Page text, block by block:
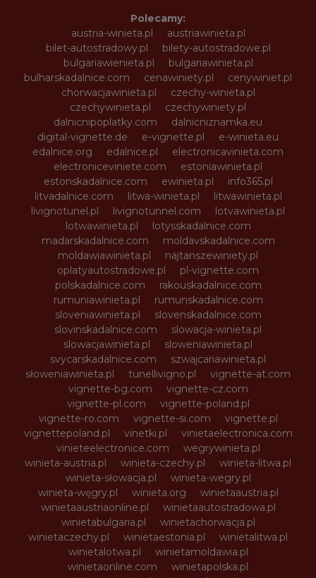
Polecamy:
austria-winieta.pl
austriawinieta.pl
bilet-autostradowy.pl
bilety-autostradowe.pl
bulgariawienieta.pl
bulgariawinieta.pl
bulharskadalnice.com
cenawiniety.pl
cenywiniet.pl
chorwacjawinieta.pl
czechy-winieta.pl
czechywinieta.pl
czechywiniety.pl
dalnicnipoplatky.com
dalnicniznamka.eu
digital-vignette.de
e-vignette.pl
e-winieta.eu
edalnice.org
edalnice.pl
electronicavinieta.com
electroniceviniete.com
estoniawinieta.pl
estonskadalnice.com
ewinieta.pl
info365.pl
litvadalnice.com
litwa-winieta.pl
litwawinieta.pl
livignotunel.pl
livignotunnel.com
lotvawinieta.pl
lotwawinieta.pl
lotysskadalnice.com
madarskadalnice.com
moldavskadalnice.com
moldawiawinieta.pl
najtanszewiniety.pl
oplatyautostradowe.pl
pl-vignette.com
polskadalnice.com
rakouskadalnice.com
rumuniawinieta.pl
rumunskadalnice.com
sloveniawinieta.pl
slovenskadalnice.com
slovinskadalnice.com
slowacja-winieta.pl
slowacjawinieta.pl
sloweniawinieta.pl
svycarskadalnice.com
szwajcariawinieta.pl
słoweniawinieta.pl
tunellivigno.pl
vignette-at.com
vignette-bg.com
vignette-cz.com
vignette-pl.com
vignette-poland.pl
vignette-ro.com
vignette-si.com
vignette.pl
vignettepoland.pl
vinetki.pl
vinietaelectronica.com
vinieteelectronice.com
wegrywinieta.pl
winieta-austria.pl
winieta-czechy.pl
winieta-litwa.pl
winieta-słowacja.pl
winieta-wegry.pl
winieta-węgry.pl
winieta.org
winietaaustria.pl
winietaaustriaonline.pl
winietaautostradowa.pl
winietabulgaria.pl
winietachorwacja.pl
winietaczechy.pl
winietaestonia.pl
winietalitwa.pl
winietalotwa.pl
winietamoldawia.pl
winietaonline.com
winietapolska.pl